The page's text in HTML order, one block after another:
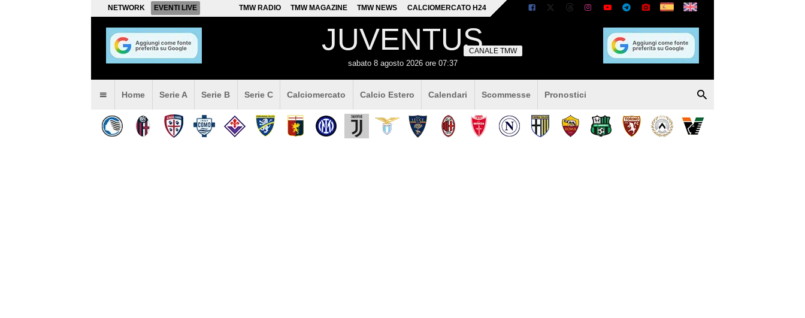
NETWORK EVENTI LIVE TMW RADIO TMW MAGAZINE TMW NEWS CALCIOMERCATO H24
JUVENTUS
sabato 8 agosto 2026 ore 07:37
CANALE TMW
Home Serie A Serie B Serie C Calciomercato Calcio Estero Calendari Scommesse Pronostici